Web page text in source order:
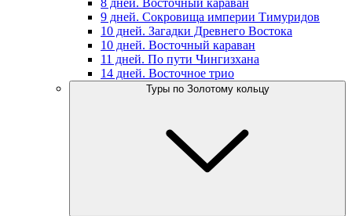
8 дней. Восточный караван
9 дней. Сокровища империи Тимуридов
10 дней. Загадки Древнего Востока
10 дней. Восточный караван
11 дней. По пути Чингизхана
14 дней. Восточное трио
Туры по Золотому кольцу